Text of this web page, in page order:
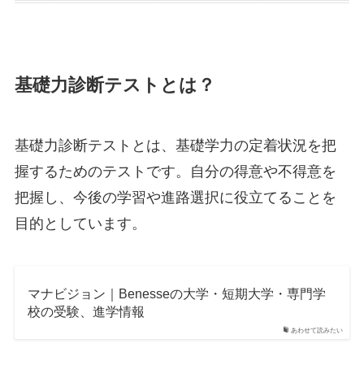
基礎力診断テストとは？
基礎力診断テストとは、基礎学力の定着状況を把
握するためのテストです。自分の得意や不得意を
把握し、今後の学習や進路選択に役立てることを
目的としています。
あわせて読みたい
マナビジョン｜Benesseの大学・短期大学・専門学
校の受験、進学情報